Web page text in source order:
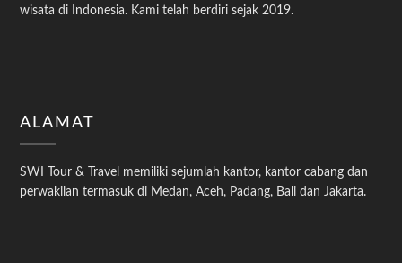
wisata di Indonesia. Kami telah berdiri sejak 2019.
ALAMAT
SWI Tour & Travel memiliki sejumlah kantor, kantor cabang dan
perwakilan termasuk di Medan, Aceh, Padang, Bali dan Jakarta.